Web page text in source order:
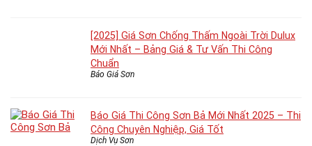
[2025] Giá Sơn Chống Thấm Ngoài Trời Dulux
Mới Nhất – Bảng Giá & Tư Vấn Thi Công
Chuẩn
Báo Giá Sơn
Báo Giá Thi Công Sơn Bả Mới Nhất 2025 – Thi
Công Chuyên Nghiệp, Giá Tốt
Dịch Vụ Sơn